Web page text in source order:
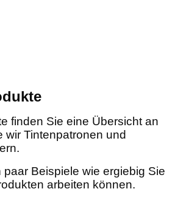
finden Sie eine Übersicht an
wir Tintenpatronen und
paar Beispiele wie ergiebig Sie
arbeiten können.